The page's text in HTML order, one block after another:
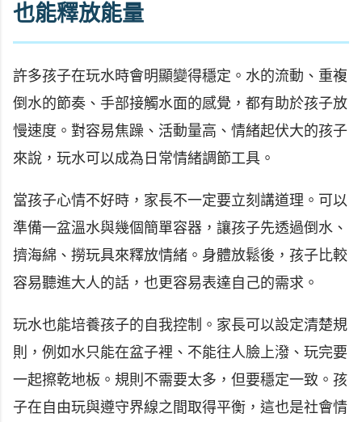
也能釋放能量
許多孩子在玩水時會明顯變得穩定。水的流動、重複
倒水的節奏、手部接觸水面的感覺，都有助於孩子放
慢速度。對容易焦躁、活動量高、情緒起伏大的孩子
來說，玩水可以成為日常情緒調節工具。
當孩子心情不好時，家長不一定要立刻講道理。可以
準備一盆溫水與幾個簡單容器，讓孩子先透過倒水、
擠海綿、撈玩具來釋放情緒。身體放鬆後，孩子比較
容易聽進大人的話，也更容易表達自己的需求。
玩水也能培養孩子的自我控制。家長可以設定清楚規
則，例如水只能在盆子裡、不能往人臉上潑、玩完要
一起擦乾地板。規則不需要太多，但要穩定一致。孩
子在自由玩與遵守界線之間取得平衡，這也是社會情